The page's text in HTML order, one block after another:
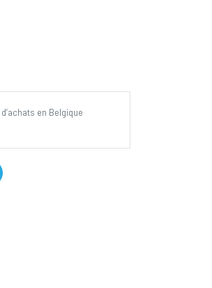
d’achats en Belgique